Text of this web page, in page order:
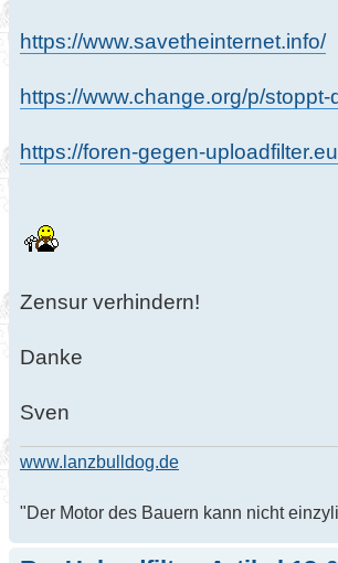
https://www.savetheinternet.info/
https://www.change.org/p/
https://foren-gegen-
Zensur verhindern!
Danke
Sven
www.lanzbulldog.de
"Der Motor des Bauern kann nicht